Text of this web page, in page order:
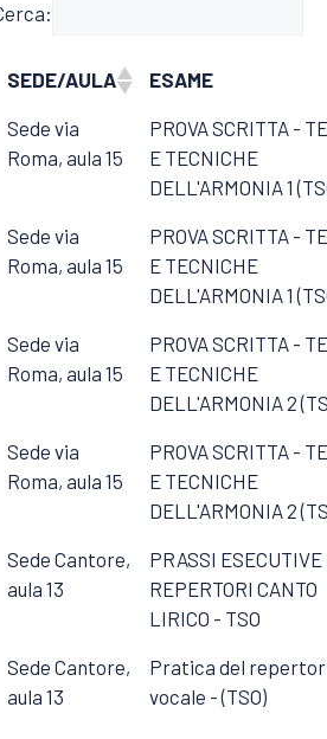
SEDE/AULA ESAME
Sede via
Roma, aula 15
PROVA SCRITTA -
E TECNICHE
DELL'ARMONIA 1
Sede via
Roma, aula 15
PROVA SCRITTA -
E TECNICHE
DELL'ARMONIA 1
Sede via
Roma, aula 15
PROVA SCRITTA -
E TECNICHE
DELL'ARMONIA 2
Sede via
Roma, aula 15
PROVA SCRITTA -
E TECNICHE
DELL'ARMONIA 2
Sede Cantore,
aula 13
PRASSI ESECUTIVE
REPERTORI CANTO
LIRICO - TSO
Sede Cantore,
aula 13
Pratica del
vocale - (TSO)